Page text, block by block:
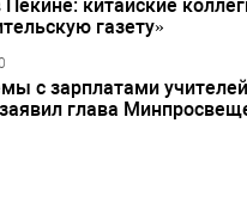
Пекине: китайские
газету»
с зарплатами
глава